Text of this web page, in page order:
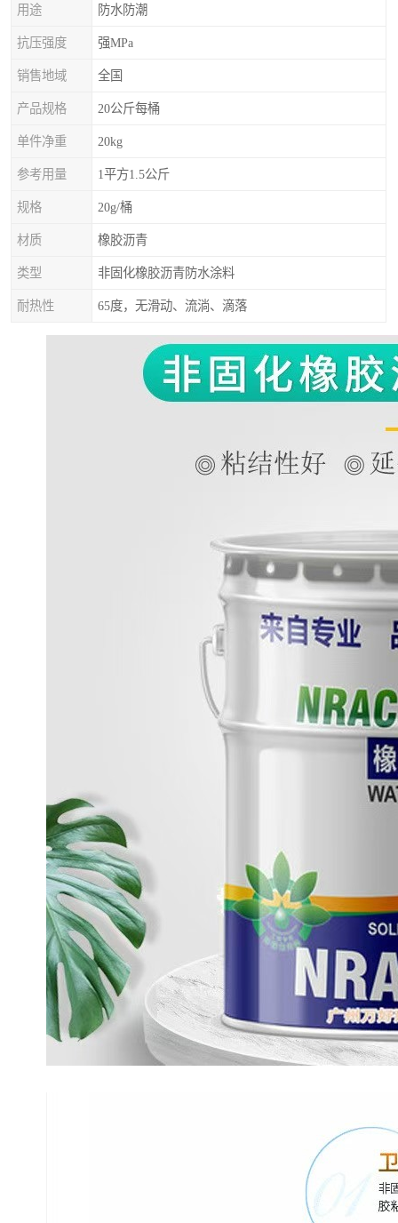
用途 防水防潮
抗压强度 强MPa
销售地域 全国
产品规格 20公斤每桶
单件净重 20kg
参考用量 1平方1.5公斤
规格 20g/桶
材质 橡胶沥青
类型 非固化橡胶沥青防水涂料
耐热性 65度，无滑动、流淌、滴落